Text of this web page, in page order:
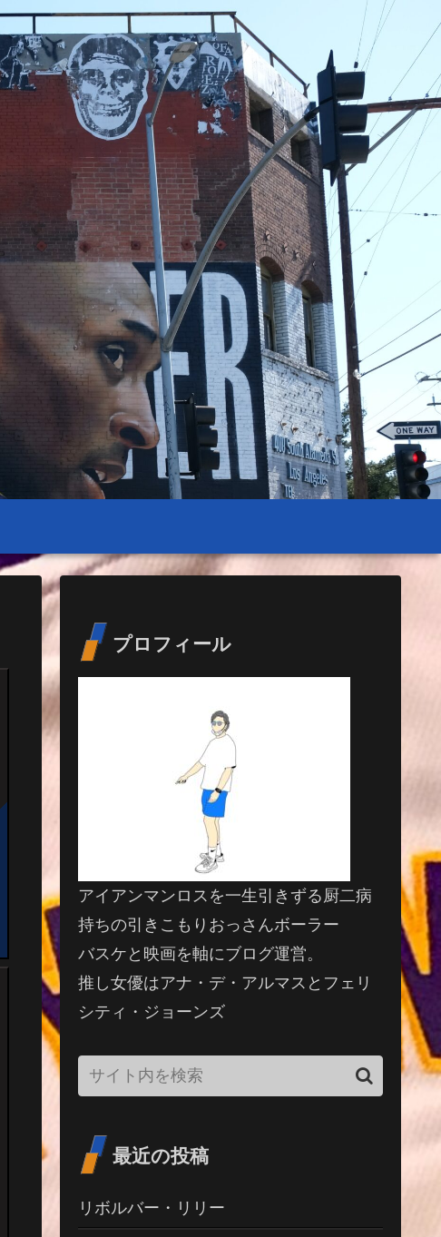
プロフィール
アイアンマンロスを一生引きずる厨二病
持ちの引きこもりおっさんボーラー
バスケと映画を軸にブログ運営。
推し女優はアナ・デ・アルマスとフェリ
シティ・ジョーンズ
最近の投稿
リボルバー・リリー